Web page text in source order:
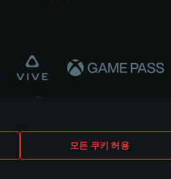
모든 쿠키 허용
하지 않습니다..